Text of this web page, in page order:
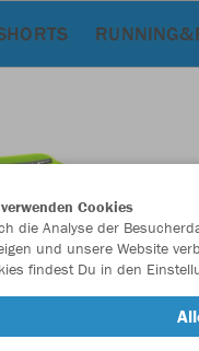
Cookies
die Analyse der
und unsere Website
findest Du in den